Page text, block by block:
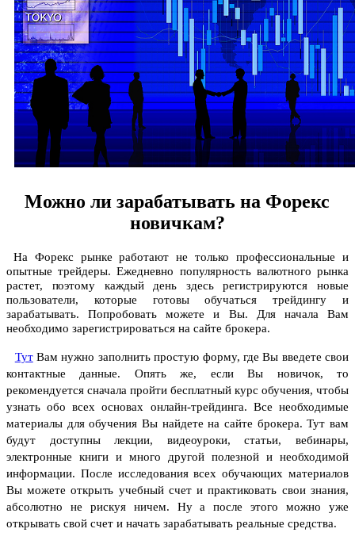
Можно ли зарабатывать на Форекс
новичкам?
На Форекс рынке работают не только профессиональные и
опытные трейдеры. Ежедневно популярность валютного рынка
растет, поэтому каждый день здесь регистрируются новые
пользователи, которые готовы обучаться трейдингу и
зарабатывать. Попробовать можете и Вы. Для начала Вам
необходимо зарегистрироваться на сайте брокера.
ТутВам нужно заполнить простую форму, где Вы введете свои
контактные данные. Опять же, если Вы новичок, то
рекомендуется сначала пройти бесплатный курс обучения, чтобы
узнать обо всех основах онлайн-трейдинга. Все необходимые
материалы для обучения Вы найдете на сайте брокера. Тут вам
будут доступны лекции, видеоуроки, статьи, вебинары,
электронные книги и много другой полезной и необходимой
информации. После исследования всех обучающих материалов
Вы можете открыть учебный счет и практиковать свои знания,
абсолютно не рискуя ничем. Ну а после этого можно уже
открывать свой счет и начать зарабатывать реальные средства.